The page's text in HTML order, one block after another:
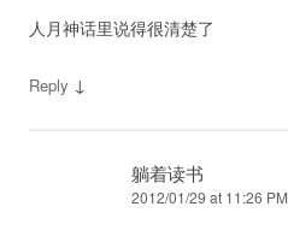
人月神话里说得很清楚了
Reply ↓
躺着读书
2012/01/29 at 11:26 PM